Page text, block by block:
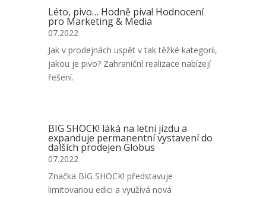
Léto, pivo… Hodně piva! Hodnocení
pro Marketing & Media
07.2022
Jak v prodejnách uspět v tak těžké kategorii,
jakou je pivo? Zahraniční realizace nabízejí
řešení.
BIG SHOCK! láká na letní jízdu a
expanduje permanentní vystavení do
dalších prodejen Globus
07.2022
Značka BIG SHOCK! představuje
limitovanou edici a využívá nová